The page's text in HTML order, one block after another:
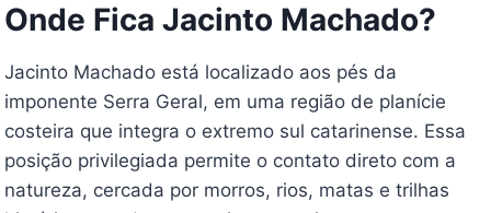
Onde Fica Jacinto Machado?
Jacinto Machado está localizado aos pés da
imponente Serra Geral, em uma região de planície
costeira que integra o extremo sul catarinense. Essa
posição privilegiada permite o contato direto com a
natureza, cercada por morros, rios, matas e trilhas